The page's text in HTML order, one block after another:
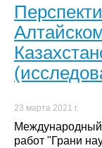
23 марта 2021 г.
Международный
работ "Грани